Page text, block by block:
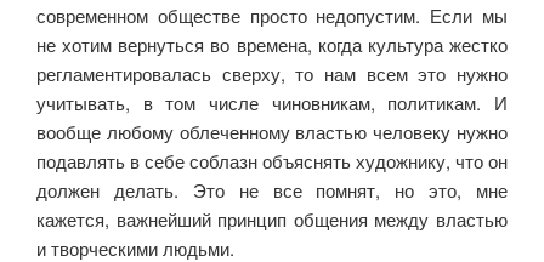
современном обществе просто недопустим. Если мы
не хотим вернуться во времена, когда культура жестко
регламентировалась сверху, то нам всем это нужно
учитывать, в том числе чиновникам, политикам. И
вообще любому облеченному властью человеку нужно
подавлять в себе соблазн объяснять художнику, что он
должен делать. Это не все помнят, но это, мне
кажется, важнейший принцип общения между властью
и творческими людьми.